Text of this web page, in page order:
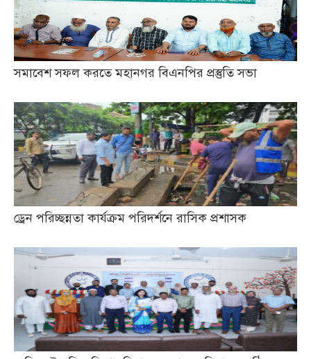
সমাবেশ সফল করতে মহানগর বিএনপির প্রস্তুতি সভা
ড্রেন পরিচ্ছন্নতা কার্যক্রম পরিদর্শনে রাসিক প্রশাসক